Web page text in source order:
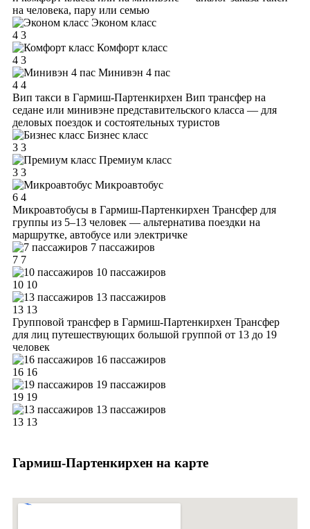
на человека, пару или семью
Эконом класс
4 3
Комфорт класс
4 3
Минивэн 4 пас
4 4
Вип такси в Гармиш-Партенкирхен Вип трансфер на
седане или минивэне представительского класса — для
деловых поездок и состоятельных туристов
Бизнес класс
3 3
Премиум класс
3 3
Микроавтобус
6 4
Микроавтобусы в Гармиш-Партенкирхен Трансфер для
группы из 5–13 человек — альтернатива поездки на
маршрутке, автобусе или электричке
7 пассажиров
7 7
10 пассажиров
10 10
13 пассажиров
13 13
Групповой трансфер в Гармиш-Партенкирхен Трансфер
для лиц путешествующих большой группой от 13 до 19
человек
16 пассажиров
16 16
19 пассажиров
19 19
13 пассажиров
13 13
Гармиш-Партенкирхен на карте